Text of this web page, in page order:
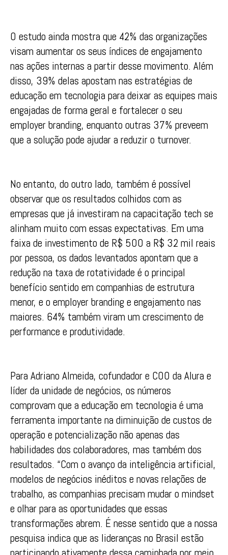
O estudo ainda mostra que 42% das organizações
visam aumentar os seus índices de engajamento
nas ações internas a partir desse movimento. Além
disso, 39% delas apostam nas estratégias de
educação em tecnologia para deixar as equipes mais
engajadas de forma geral e fortalecer o seu
employer branding, enquanto outras 37% preveem
que a solução pode ajudar a reduzir o turnover.
No entanto, do outro lado, também é possível
observar que os resultados colhidos com as
empresas que já investiram na capacitação tech se
alinham muito com essas expectativas. Em uma
faixa de investimento de R$ 500 a R$ 32 mil reais
por pessoa, os dados levantados apontam que a
redução na taxa de rotatividade é o principal
benefício sentido em companhias de estrutura
menor, e o employer branding e engajamento nas
maiores. 64% também viram um crescimento de
performance e produtividade.
Para Adriano Almeida, cofundador e COO da Alura e
líder da unidade de negócios, os números
comprovam que a educação em tecnologia é uma
ferramenta importante na diminuição de custos de
operação e potencialização não apenas das
habilidades dos colaboradores, mas também dos
resultados. “Com o avanço da inteligência artificial,
modelos de negócios inéditos e novas relações de
trabalho, as companhias precisam mudar o mindset
e olhar para as oportunidades que essas
transformações abrem. É nesse sentido que a nossa
pesquisa indica que as lideranças no Brasil estão